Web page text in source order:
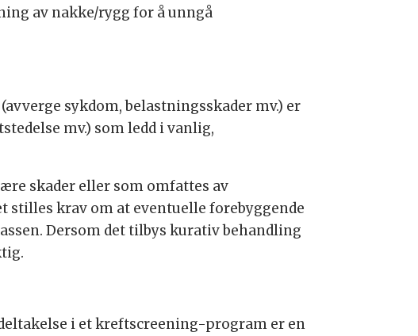
av nakke/rygg for å unngå
sykdom, belastningsskader mv.) er
mv.) som ledd i vanlig,
skader eller som omfattes av
stilles krav om at eventuelle forebyggende
Dersom det tilbys kurativ behandling
i et kreftscreening-program er en